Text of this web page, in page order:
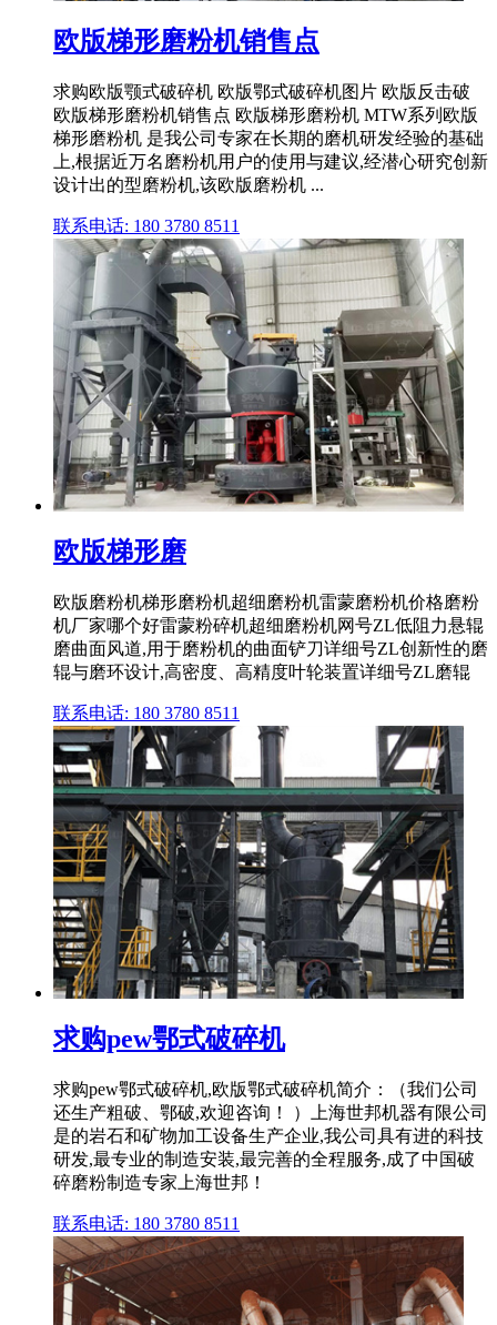
欧版梯形磨粉机销售点
求购欧版颚式破碎机 欧版鄂式破碎机图片 欧版反击破
欧版梯形磨粉机销售点 欧版梯形磨粉机 MTW系列欧版
梯形磨粉机 是我公司专家在长期的磨机研发经验的基础
上,根据近万名磨粉机用户的使用与建议,经潜心研究创新
设计出的型磨粉机,该欧版磨粉机 ...
联系电话: 180 3780 8511
欧版梯形磨
欧版磨粉机梯形磨粉机超细磨粉机雷蒙磨粉机价格磨粉
机厂家哪个好雷蒙粉碎机超细磨粉机网号ZL低阻力悬辊
磨曲面风道,用于磨粉机的曲面铲刀详细号ZL创新性的磨
辊与磨环设计,高密度、高精度叶轮装置详细号ZL磨辊
联系电话: 180 3780 8511
求购pew鄂式破碎机
求购pew鄂式破碎机,欧版鄂式破碎机简介：（我们公司
还生产粗破、鄂破,欢迎咨询！ ）上海世邦机器有限公司
是的岩石和矿物加工设备生产企业,我公司具有进的科技
研发,最专业的制造安装,最完善的全程服务,成了中国破
碎磨粉制造专家上海世邦！
联系电话: 180 3780 8511